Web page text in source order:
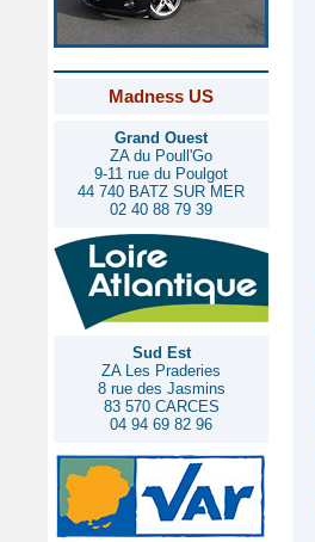
Madness US
Grand Ouest
ZA du Poull'Go
9-11 rue du Poulgot
44 740 BATZ SUR MER
02 40 88 79 39
Sud Est
ZA Les Praderies
8 rue des Jasmins
83 570 CARCES
04 94 69 82 96